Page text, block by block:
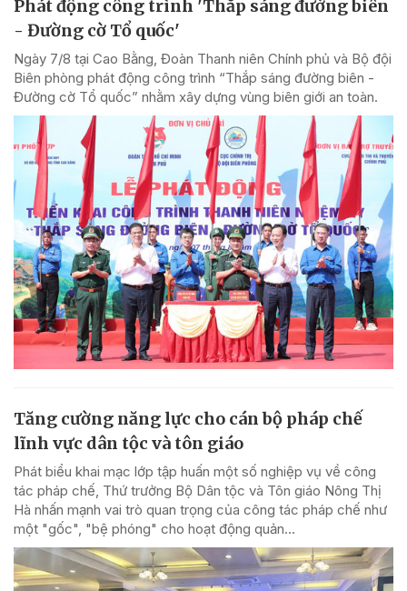
Phát động công trình 'Thắp sáng đường biên
- Đường cờ Tổ quốc'
Ngày 7/8 tại Cao Bằng, Đoàn Thanh niên Chính phủ và Bộ đội
Biên phòng phát động công trình “Thắp sáng đường biên -
Đường cờ Tổ quốc” nhằm xây dựng vùng biên giới an toàn.
Tăng cường năng lực cho cán bộ pháp chế
lĩnh vực dân tộc và tôn giáo
Phát biểu khai mạc lớp tập huấn một số nghiệp vụ về công
tác pháp chế, Thứ trưởng Bộ Dân tộc và Tôn giáo Nông Thị
Hà nhấn mạnh vai trò quan trọng của công tác pháp chế như
một "gốc", "bệ phóng" cho hoạt động quản...